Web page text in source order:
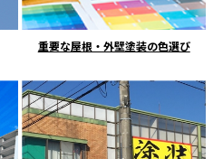
重要な屋根・外壁塗装の色選び